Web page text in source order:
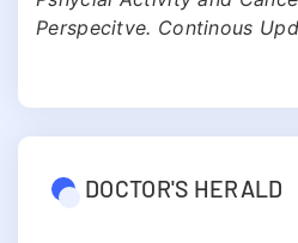
Perspecitve. Continous
DOCTOR'S HERALD